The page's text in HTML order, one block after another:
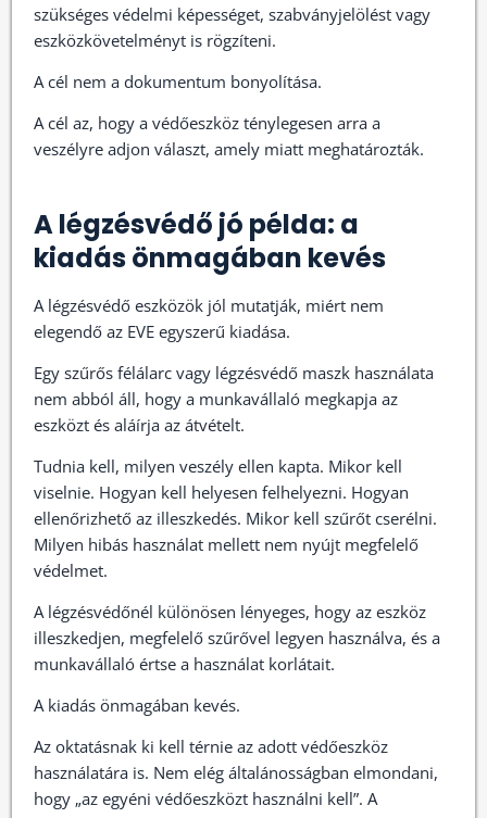
szükséges védelmi képességet, szabványjelölést vagy
eszközkövetelményt is rögzíteni.
A cél nem a dokumentum bonyolítása.
A cél az, hogy a védőeszköz ténylegesen arra a
veszélyre adjon választ, amely miatt meghatározták.
A légzésvédő jó példa: a
kiadás önmagában kevés
A légzésvédő eszközök jól mutatják, miért nem
elegendő az EVE egyszerű kiadása.
Egy szűrős félálarc vagy légzésvédő maszk használata
nem abból áll, hogy a munkavállaló megkapja az
eszközt és aláírja az átvételt.
Tudnia kell, milyen veszély ellen kapta. Mikor kell
viselnie. Hogyan kell helyesen felhelyezni. Hogyan
ellenőrizhető az illeszkedés. Mikor kell szűrőt cserélni.
Milyen hibás használat mellett nem nyújt megfelelő
védelmet.
A légzésvédőnél különösen lényeges, hogy az eszköz
illeszkedjen, megfelelő szűrővel legyen használva, és a
munkavállaló értse a használat korlátait.
A kiadás önmagában kevés.
Az oktatásnak ki kell térnie az adott védőeszköz
használatára is. Nem elég általánosságban elmondani,
hogy „az egyéni védőeszközt használni kell”. A